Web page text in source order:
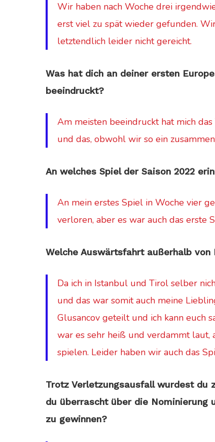
Wir haben nach Woche drei
erst viel zu spät wieder gefunden.
letztendlich leider nicht gereicht.
Was hat dich an deiner ersten
beeindruckt?
Am meisten beeindruckt hat mich
und das, obwohl wir so ein
An welches Spiel der Saison 2022
An mein erstes Spiel in Woche vier
verloren, aber es war auch das erste
Welche Auswärtsfahrt außerhalb
Da ich in Istanbul und Tirol selber
und das war somit auch meine
Glusancov geteilt und ich kann euch
war es sehr heiß und verdammt laut,
spielen. Leider haben wir auch das
Trotz Verletzungsausfall wurdest du
du überrascht über die Nominierung
zu gewinnen?